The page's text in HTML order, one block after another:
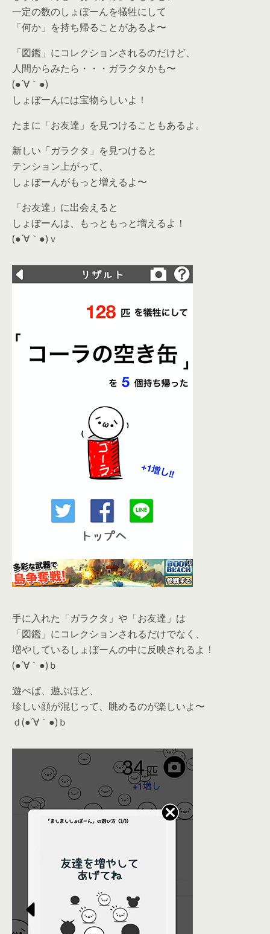
一定の数のしょぼーんを犠牲にして
「何か」を持ち帰ることがあるよ〜
「図鑑」にコレクションされるのだけど、
人間からみたら・・・ガラクタかも〜
(●´∀｀●)
しょぼーんには宝物らしいよ！
たまに「お友達」を見つけることもあるよ。
新しい「ガラクタ」を見つけると
テンション上がって、
しょぼーんがもっと増えるよ〜
「お友達」に出会えると
しょぼーんは、もっともっと増えるよ！
(●´∀｀●)ｖ
手に入れた「ガラクタ」や「お友達」は
「図鑑」にコレクションされるだけでなく、
増やしているしょぼーんの中に反映されるよ！
(●´∀｀●)ｂ
遊べば、遊ぶほど、
珍しい顔が混じって、眺めるのが楽しいよ〜
ｄ(●´∀｀●)ｂ